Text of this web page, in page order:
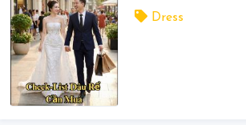
Dress